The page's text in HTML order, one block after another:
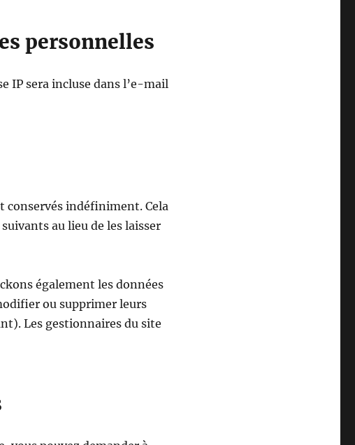
personnelles
IP sera incluse dans l’e-mail
conservés indéfiniment. Cela
au lieu de les laisser
également les données
ou supprimer leurs
Les gestionnaires du site